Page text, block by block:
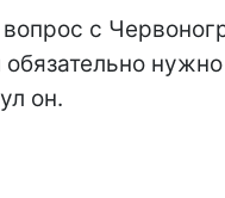
с
обязательно
он.